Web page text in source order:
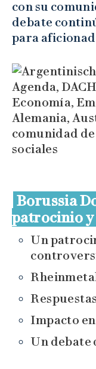
con su
debate
para
Borussia
patrocinio
Un
Impacto
Un debate